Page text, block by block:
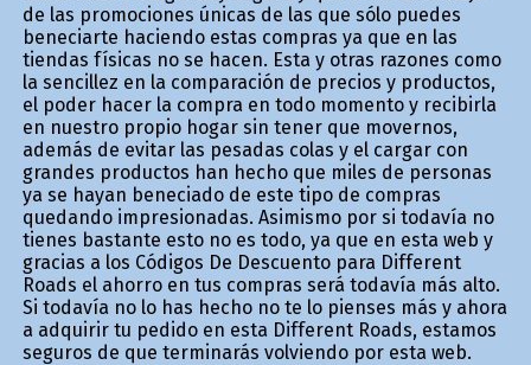
de las promociones únicas de las que sólo puedes
beneficiarte haciendo estas compras ya que en las
tiendas físicas no se hacen. Esta y otras razones como
la sencillez en la comparación de precios y productos,
el poder hacer la compra en todo momento y recibirla
en nuestro propio hogar sin tener que movernos,
además de evitar las pesadas colas y el cargar con
grandes productos han hecho que miles de personas
ya se hayan beneficiado de este tipo de compras
quedando impresionadas. Asimismo por si todavía no
tienes bastante esto no es todo, ya que en esta web y
gracias a los Códigos De Descuento para Different
Roads el ahorro en tus compras será todavía más alto.
Si todavía no lo has hecho no te lo pienses más y ahora
a adquirir tu pedido en esta Different Roads, estamos
seguros de que terminarás volviendo por esta web.